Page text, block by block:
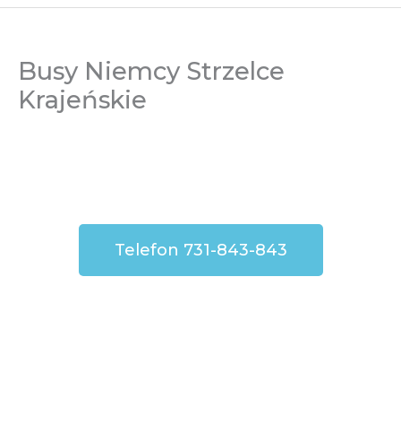
Busy Niemcy Strzelce
Krajeńskie
Telefon 731-843-843